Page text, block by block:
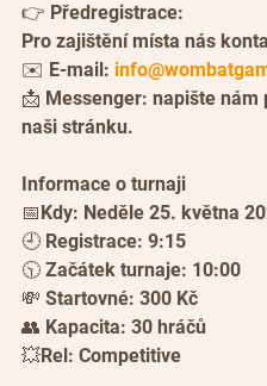
👉 Předregistrace:
Pro zajištění místa nás
✉️ E-mail:
📩 Messenger: napište nám
naši stránku.
Informace o turnaji
📅Kdy: Neděle 25. května
🕘 Registrace: 9:15
🕥 Začátek turnaje: 10:00
💸 Startovné: 300 Kč
👥 Kapacita: 30 hráčů
💥Rel: Competitive